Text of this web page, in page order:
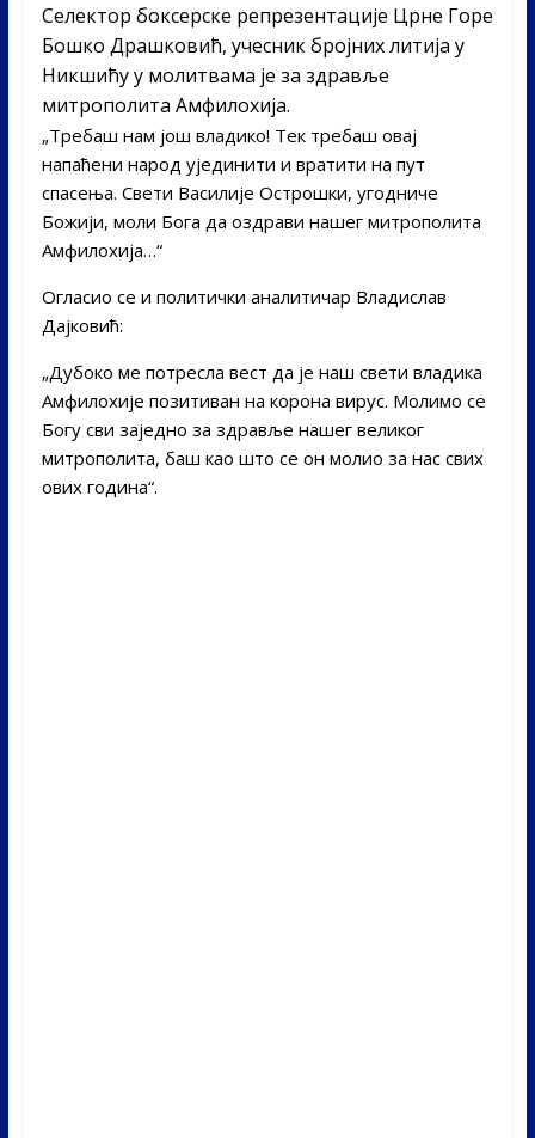
Селектор боксерске репрезентације Црне Горе
Бошко Драшковић, учесник бројних литија у
Никшићу у молитвама је за здравље
митрополита Амфилохија.
„Требаш нам још владико! Тек требаш овај
напаћени народ ујединити и вратити на пут
спасења. Свети Василије Острошки, угодниче
Божији, моли Бога да оздрави нашег митрополита
Амфилохија…“
Огласио се и политички аналитичар Владислав
Дајковић:
„Дубоко ме потресла вест да је наш свети владика
Амфилохије позитиван на корона вирус. Молимо се
Богу сви заједно за здравље нашег великог
митрополита, баш као што се он молио за нас свих
ових година“.